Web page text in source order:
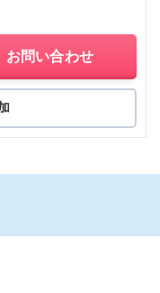
お問い合わせ